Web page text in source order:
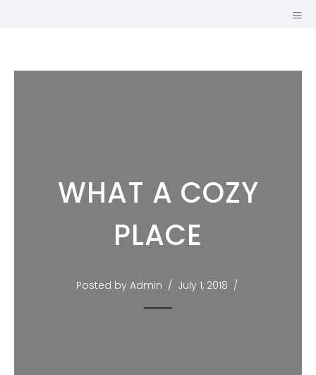
GUILLAUME
WHAT A COZY
PLACE
Posted by Admin July 1, 2018